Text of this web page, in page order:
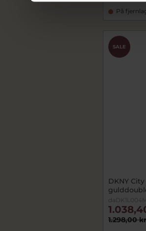
På
SALE
DKNY
1.298,00 kr